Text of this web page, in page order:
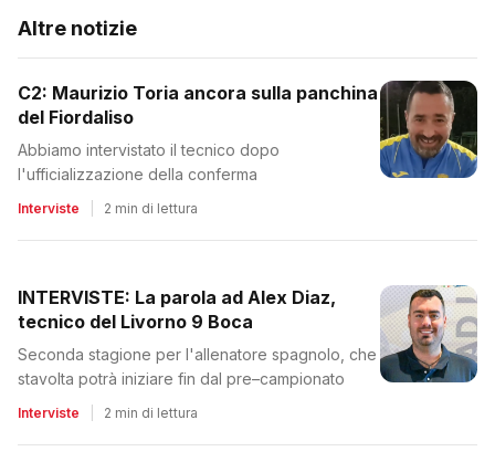
Altre notizie
C2: Maurizio Toria ancora sulla panchina
del Fiordaliso
Abbiamo intervistato il tecnico dopo
l'ufficializzazione della conferma
Interviste 2 min di lettura
INTERVISTE: La parola ad Alex Diaz,
tecnico del Livorno 9 Boca
Seconda stagione per l'allenatore spagnolo, che
stavolta potrà iniziare fin dal pre–campionato
Interviste 2 min di lettura